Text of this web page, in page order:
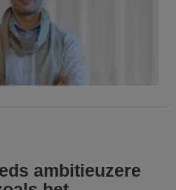
ambitieuzere